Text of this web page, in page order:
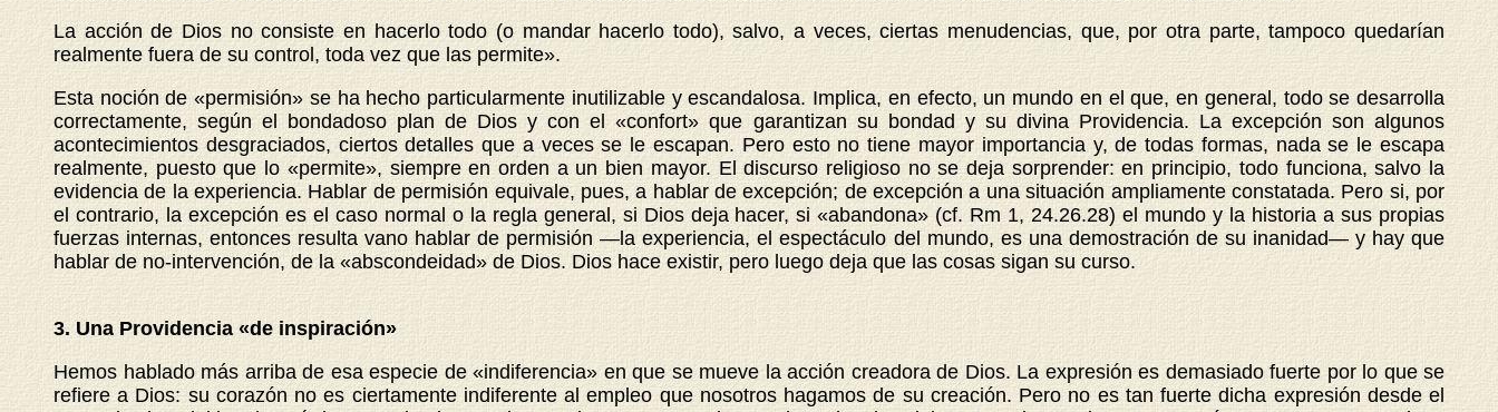
La acción de Dios no consiste en hacerlo todo (o mandar hacerlo todo), salvo, a veces, ciertas menudencias, que, por otra parte, tampoco quedarían
realmente fuera de su control, toda vez que las permite».
Esta noción de «permisión» se ha hecho particularmente inutilizable y escandalosa. Implica, en efecto, un mundo en el que, en general, todo se desarrolla
correctamente, según el bondadoso plan de Dios y con el «confort» que garantizan su bondad y su divina Providencia. La excepción son algunos
acontecimientos desgraciados, ciertos detalles que a veces se le escapan. Pero esto no tiene mayor importancia y, de todas formas, nada se le escapa
realmente, puesto que lo «permite», siempre en orden a un bien mayor. El discurso religioso no se deja sorprender: en principio, todo funciona, salvo la
evidencia de la experiencia. Hablar de permisión equivale, pues, a hablar de excepción; de excepción a una situación ampliamente constatada. Pero si, por
el contrario, la excepción es el caso normal o la regla general, si Dios deja hacer, si «abandona» (cf. Rm 1, 24.26.28) el mundo y la historia a sus propias
fuerzas internas, entonces resulta vano hablar de permisión —la experiencia, el espectáculo del mundo, es una demostración de su inanidad— y hay que
hablar de no-intervención, de la «abscondeidad» de Dios. Dios hace existir, pero luego deja que las cosas sigan su curso.
3. Una Providencia «de inspiración»
Hemos hablado más arriba de esa especie de «indiferencia» en que se mueve la acción creadora de Dios. La expresión es demasiado fuerte por lo que se
refiere a Dios: su corazón no es ciertamente indiferente al empleo que nosotros hagamos de su creación. Pero no es tan fuerte dicha expresión desde el